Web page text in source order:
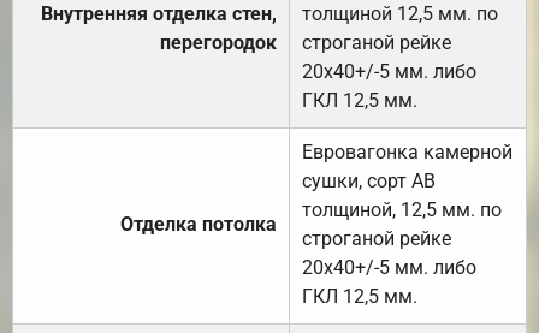
Внутренняя отделка стен,
перегородок
толщиной 12,5 мм. по
строганой рейке
20х40+/-5 мм. либо
ГКЛ 12,5 мм.
Отделка потолка
Евровагонка камерной
сушки, сорт АВ
толщиной, 12,5 мм. по
строганой рейке
20х40+/-5 мм. либо
ГКЛ 12,5 мм.